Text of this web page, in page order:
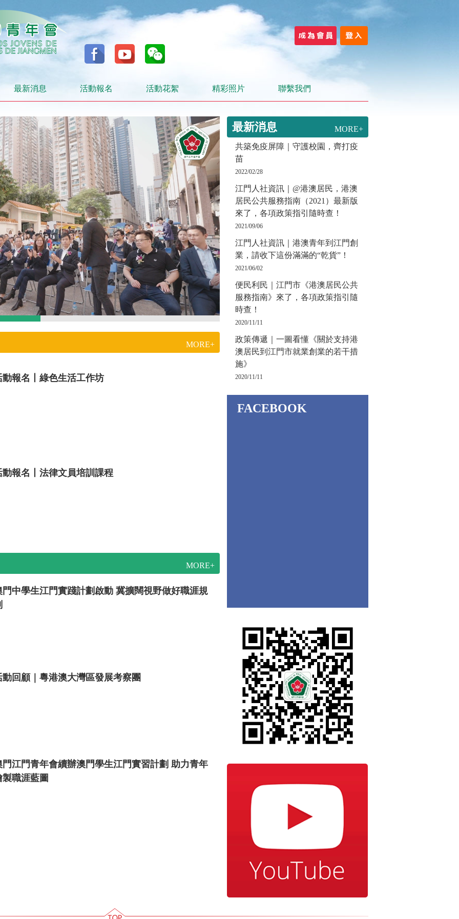
最新消息 活動報名 活動花絮 精彩照片 聯繫我們
MORE+
動報名丨綠色生活工作坊
動報名丨法律文員培訓課程
MORE+
門中學生江門實踐計劃啟動 冀擴闊視野做好職涯規
動回顧｜粵港澳大灣區發展考察團
門江門青年會續辦澳門學生江門實習計劃 助力青年
製職涯藍圖
最新消息 MORE+
共築免疫屏障｜守護校園，齊打疫
苗
2022/02/28
江門人社資訊｜@港澳居民，港澳
居民公共服務指南（2021）最新版
來了，各項政策指引隨時查！
2021/09/06
江門人社資訊｜港澳青年到江門創
業，請收下這份滿滿的“乾貨”！
2021/06/02
便民利民｜江門市《港澳居民公共
服務指南》來了，各項政策指引隨
時查！
2020/11/11
政策傳遞｜一圖看懂《關於支持港
澳居民到江門市就業創業的若干措
施》
2020/11/11
FACEBOOK